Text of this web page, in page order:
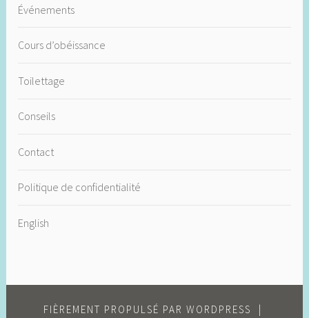
Événements
Cours d’obéissance
Toilettage
Conseils
Contact
Politique de confidentialité
English
FIÈREMENT PROPULSÉ PAR WORDPRESS |